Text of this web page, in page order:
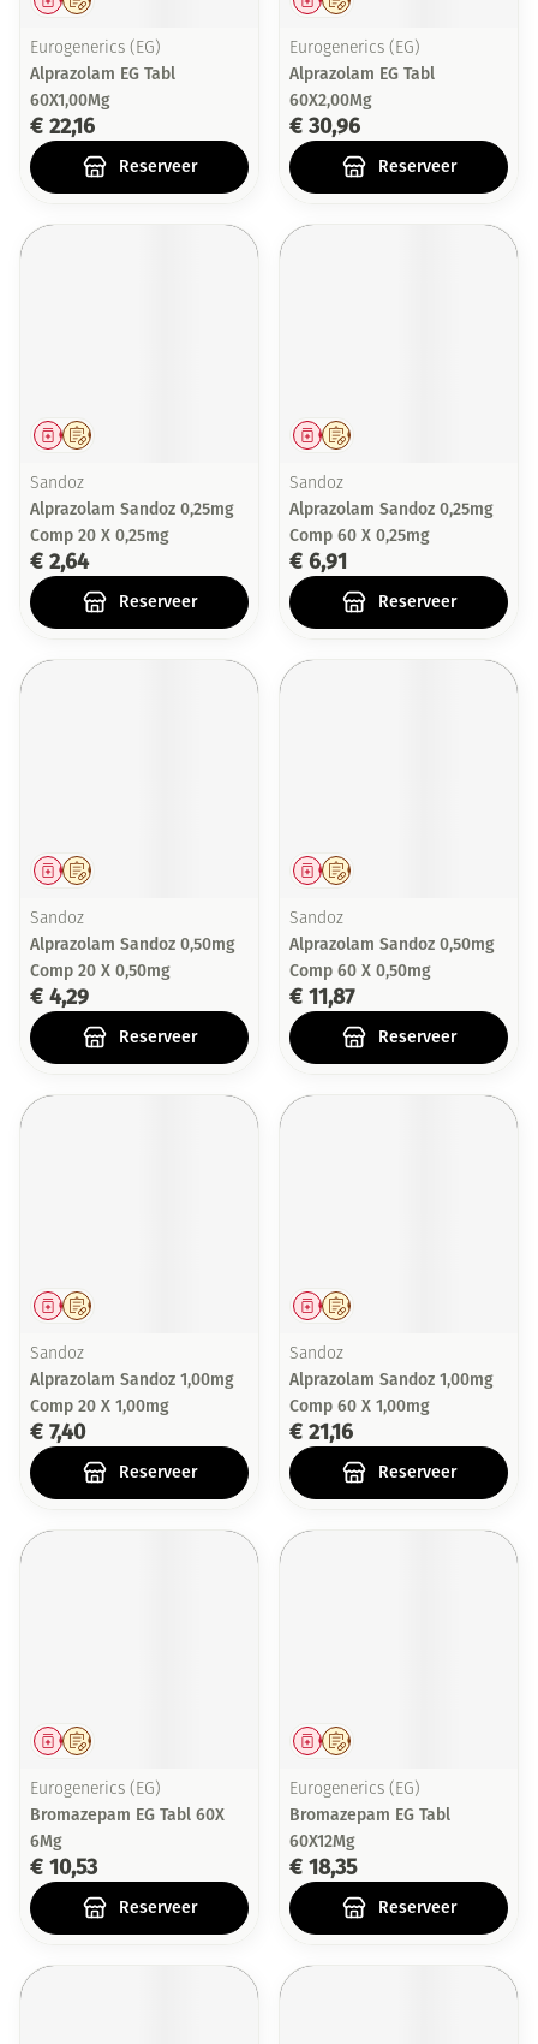
Eurogenerics (EG)
Alprazolam EG Tabl
60X1,00Mg
€ 22,16
Reserveer
Eurogenerics (EG)
Alprazolam EG Tabl
60X2,00Mg
€ 30,96
Reserveer
Op voorschrift
Geneesmiddel
Sandoz
Alprazolam Sandoz 0,25mg
Comp 20 X 0,25mg
€ 2,64
Reserveer
Op voorschrift
Geneesmiddel
Sandoz
Alprazolam Sandoz 0,25mg
Comp 60 X 0,25mg
€ 6,91
Reserveer
Op voorschrift
Geneesmiddel
Sandoz
Alprazolam Sandoz 0,50mg
Comp 20 X 0,50mg
€ 4,29
Reserveer
Op voorschrift
Geneesmiddel
Sandoz
Alprazolam Sandoz 0,50mg
Comp 60 X 0,50mg
€ 11,87
Reserveer
Op voorschrift
Geneesmiddel
Sandoz
Alprazolam Sandoz 1,00mg
Comp 20 X 1,00mg
€ 7,40
Reserveer
Op voorschrift
Geneesmiddel
Sandoz
Alprazolam Sandoz 1,00mg
Comp 60 X 1,00mg
€ 21,16
Reserveer
Op voorschrift
Geneesmiddel
Eurogenerics (EG)
Bromazepam EG Tabl 60X
6Mg
€ 10,53
Reserveer
Op voorschrift
Geneesmiddel
Eurogenerics (EG)
Bromazepam EG Tabl
60X12Mg
€ 18,35
Reserveer